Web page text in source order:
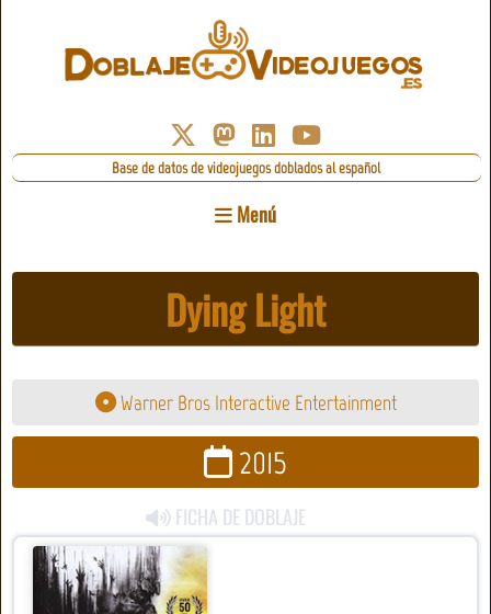
Base de datos de videojuegos doblados al español
Menú
Dying Light
Warner Bros Interactive Entertainment
2015
FICHA DE DOBLAJE